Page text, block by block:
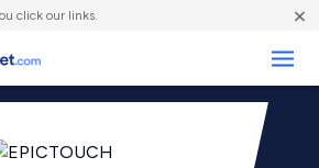
click our links. ×